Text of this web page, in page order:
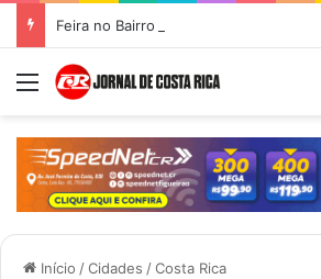
Menu
Início /Cidades /Costa Rica